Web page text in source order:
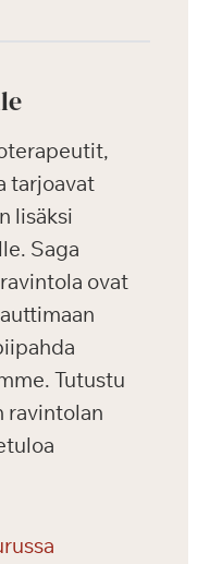
tarjoavat
lisäksi
Saga
ovat
Tutustu
ravintolan